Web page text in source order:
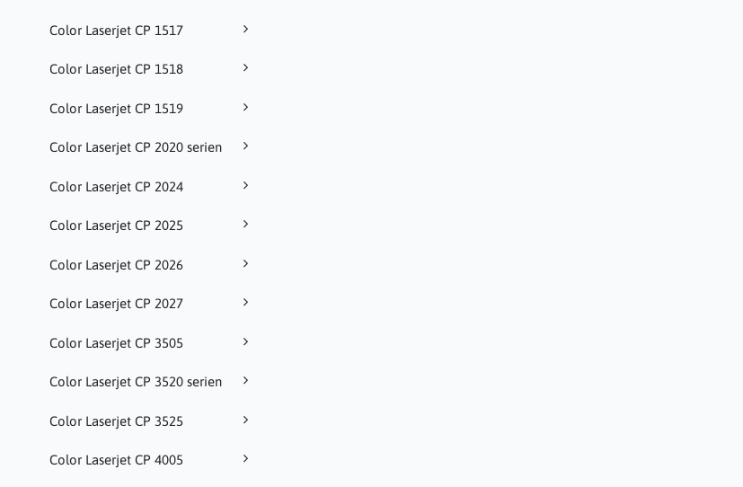
Color Laserjet CP 1517
Color Laserjet CP 1518
Color Laserjet CP 1519
Color Laserjet CP 2020 serien
Color Laserjet CP 2024
Color Laserjet CP 2025
Color Laserjet CP 2026
Color Laserjet CP 2027
Color Laserjet CP 3505
Color Laserjet CP 3520 serien
Color Laserjet CP 3525
Color Laserjet CP 4005